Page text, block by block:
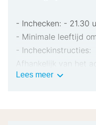
- Inchecken: - 21.30
- Minimale leeftijd
- Incheckinstructies:
Afhankelijk van het
extra personen een
Lees meerBelangrijke